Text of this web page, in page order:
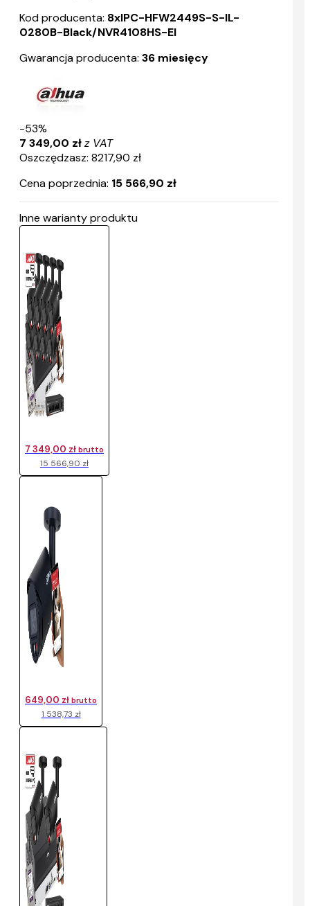
Kod producenta: 8xIPC-HFW2449S-S-IL-
0280B-Black/NVR4108HS-EI
Gwarancja producenta: 36 miesięcy
-53%
7 349,00 złz VAT
Oszczędzasz: 8217,90 zł
Cena poprzednia: 15 566,90 zł
Inne warianty produktu
15 566,90 zł
7 349,00 zł brutto
1 538,73 zł
649,00 zł brutto